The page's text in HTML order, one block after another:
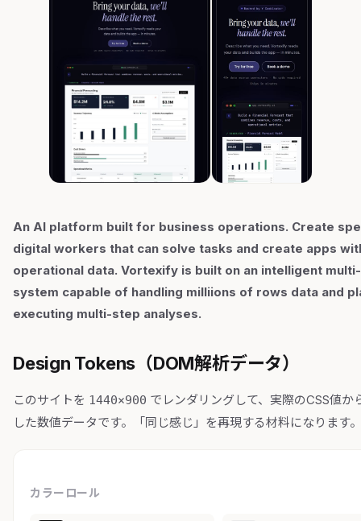
An AI platform built for business operations. Create
digital workers that can solve tasks and create apps
operational data. Vortexify is built on an intelligent
system capable of handling milliions of rows data and
executing multi-step analyses.
Design Tokens（DOM解析データ）
このサイトを 1440×900 でレンダリングして、実際のCSS値か
した数値データです。「同じ感じ」を再現する材料になります。
カラーロール